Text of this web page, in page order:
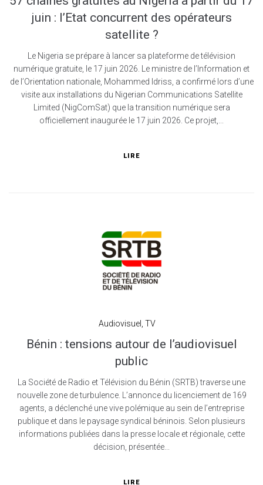
juin : l’Etat concurrent des opérateurs
satellite ?
Le Nigeria se prépare à lancer sa plateforme de télévision
numérique gratuite, le 17 juin 2026. Le ministre de l’Information et
de l’Orientation nationale, Mohammed Idriss, a confirmé lors d’une
visite aux installations du Nigerian Communications Satellite
Limited (NigComSat) que la transition numérique sera
officiellement inaugurée le 17 juin 2026. Ce projet,...
LIRE
Audiovisuel TV
Bénin : tensions autour de l’audiovisuel
public
La Société de Radio et Télévision du Bénin (SRTB) traverse une
nouvelle zone de turbulence. L’annonce du licenciement de 169
agents, a déclenché une vive polémique au sein de l’entreprise
publique et dans le paysage syndical béninois. Selon plusieurs
informations publiées dans la presse locale et régionale, cette
décision, présentée...
LIRE